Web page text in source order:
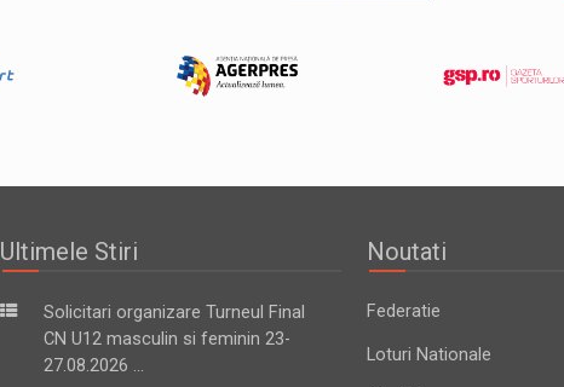
Ultimele Stiri
Solicitari organizare Turneul Final
CN U12 masculin si feminin 23-
27.08.2026 ...
Noutati
Federatie
Loturi Nationale